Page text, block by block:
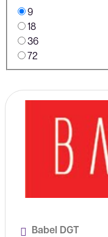
9
18
36
72
Babel DGT